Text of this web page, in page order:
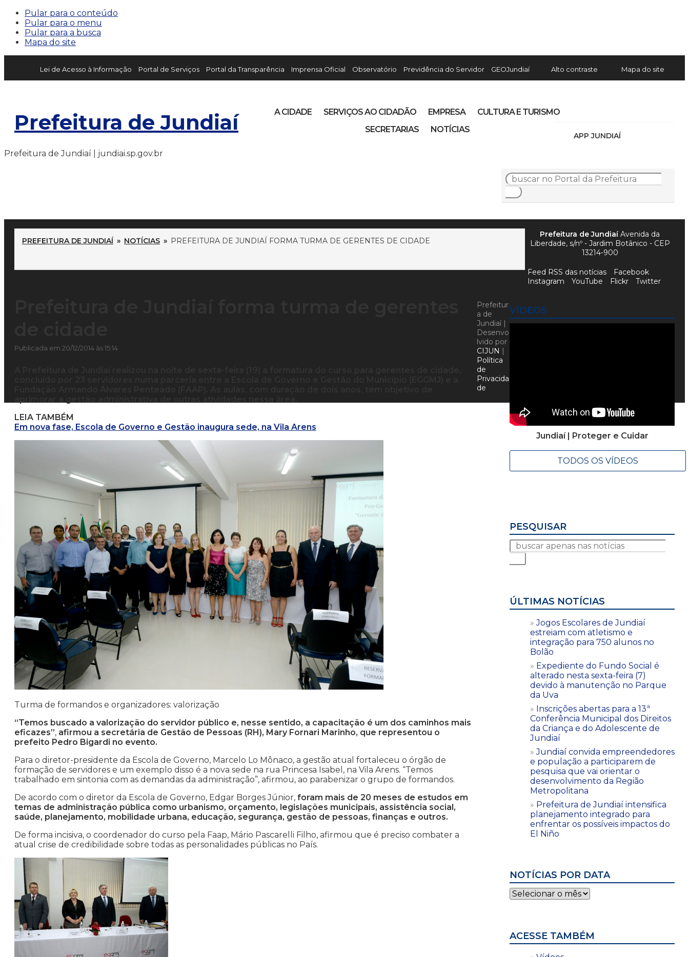
Pular para o conteúdo
Pular para o menu
Pular para a busca
Mapa do site
Lei de Acesso à Informação Portal de Serviços Portal da Transparência Imprensa Oficial Observatório Previdência do Servidor GEOJundiaí Alto contraste Mapa do site
Prefeitura de Jundiaí
APP JUNDIAÍ
A CIDADE SERVIÇOS AO CIDADÃO EMPRESA
CULTURA E TURISMO
SECRETARIAS
NOTÍCIAS
Prefeitura de Jundiaí | jundiai.sp.gov.br
PREFEITURA DE JUNDIAÍ » NOTÍCIAS » PREFEITURA DE JUNDIAÍ FORMA TURMA DE GERENTES DE CIDADE
Publicada em 20/12/2014 às 15:14
LEIA TAMBÉM
Em nova fase, Escola de Governo e Gestão inaugura sede, na Vila Arens
Turma de formandos e organizadores: valorização
“Temos buscado a valorização do servidor público e, nesse sentido, a capacitação é um dos caminhos mais
eficazes”, afirmou a secretária de Gestão de Pessoas (RH), Mary Fornari Marinho, que representou o
prefeito Pedro Bigardi no evento.
Para o diretor-presidente da Escola de Governo, Marcelo Lo Mônaco, a gestão atual fortaleceu o órgão de
formação de servidores e um exemplo disso é a nova sede na rua Princesa Isabel, na Vila Arens. “Temos
trabalhado em sintonia com as demandas da administração”, afirmou, ao parabenizar o grupo de formandos.
De acordo com o diretor da Escola de Governo, Edgar Borges Júnior, foram mais de 20 meses de estudos em
temas de administração pública como urbanismo, orçamento, legislações municipais, assistência social,
saúde, planejamento, mobilidade urbana, educação, segurança, gestão de pessoas, finanças e outros.
De forma incisiva, o coordenador do curso pela Faap, Mário Pascarelli Filho, afirmou que é preciso combater a
atual crise de credibilidade sobre todas as personalidades públicas no País.
VÍDEOS
Jundiaí | Proteger e Cuidar
TODOS OS VÍDEOS
PESQUISAR
ÚLTIMAS NOTÍCIAS
Jogos Escolares de Jundiaí
estreiam com atletismo e
integração para 750 alunos no
Bolão
Expediente do Fundo Social é
alterado nesta sexta-feira (7)
devido à manutenção no Parque
da Uva
Inscrições abertas para a 13ª
Conferência Municipal dos Direitos
da Criança e do Adolescente de
Jundiaí
Jundiaí convida empreendedores
e população a participarem de
pesquisa que vai orientar o
desenvolvimento da Região
Metropolitana
Prefeitura de Jundiaí intensifica
planejamento integrado para
enfrentar os possíveis impactos do
El Niño
NOTÍCIAS POR DATA
Notícias
por
ACESSE TAMBÉM
Prefeitura de JundiaíAvenida da
Liberdade, s/nº - Jardim Botânico - CEP
13214-900
Feed RSS das notícias
Facebook
Instagram
YouTube Flickr Twitter
Prefeitur
a de
Jundiaí |
Desenvo
lvido por
CIJUN |
Política
de
Privacida
de